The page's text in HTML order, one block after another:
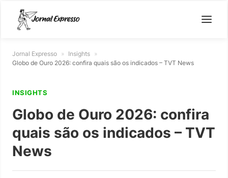
Jornal Expresso » Insights »
Globo de Ouro 2026: confira quais são os indicados – TVT News
INSIGHTS
Globo de Ouro 2026: confira
quais são os indicados – TVT
News